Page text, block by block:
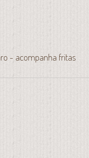
- acompanha fritas